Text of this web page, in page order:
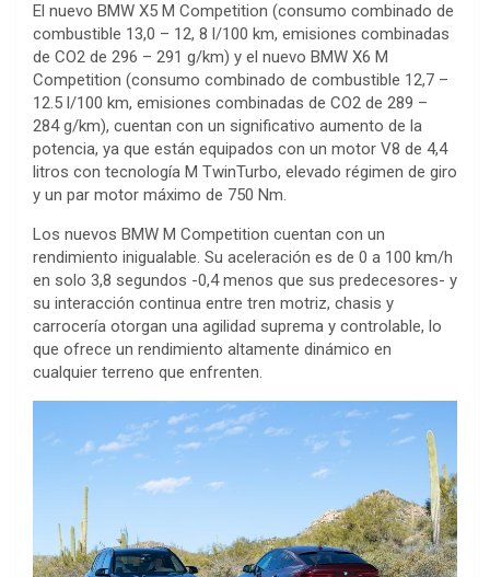
El nuevo BMW X5 M Competition (consumo combinado de
combustible 13,0 – 12, 8 l/100 km, emisiones combinadas
de CO2 de 296 – 291 g/km) y el nuevo BMW X6 M
Competition (consumo combinado de combustible 12,7 –
12.5 l/100 km, emisiones combinadas de CO2 de 289 –
284 g/km), cuentan con un significativo aumento de la
potencia, ya que están equipados con un motor V8 de 4,4
litros con tecnología M TwinTurbo, elevado régimen de giro
y un par motor máximo de 750 Nm.
Los nuevos BMW M Competition cuentan con un
rendimiento inigualable. Su aceleración es de 0 a 100 km/h
en solo 3,8 segundos -0,4 menos que sus predecesores- y
su interacción continua entre tren motriz, chasis y
carrocería otorgan una agilidad suprema y controlable, lo
que ofrece un rendimiento altamente dinámico en
cualquier terreno que enfrenten.